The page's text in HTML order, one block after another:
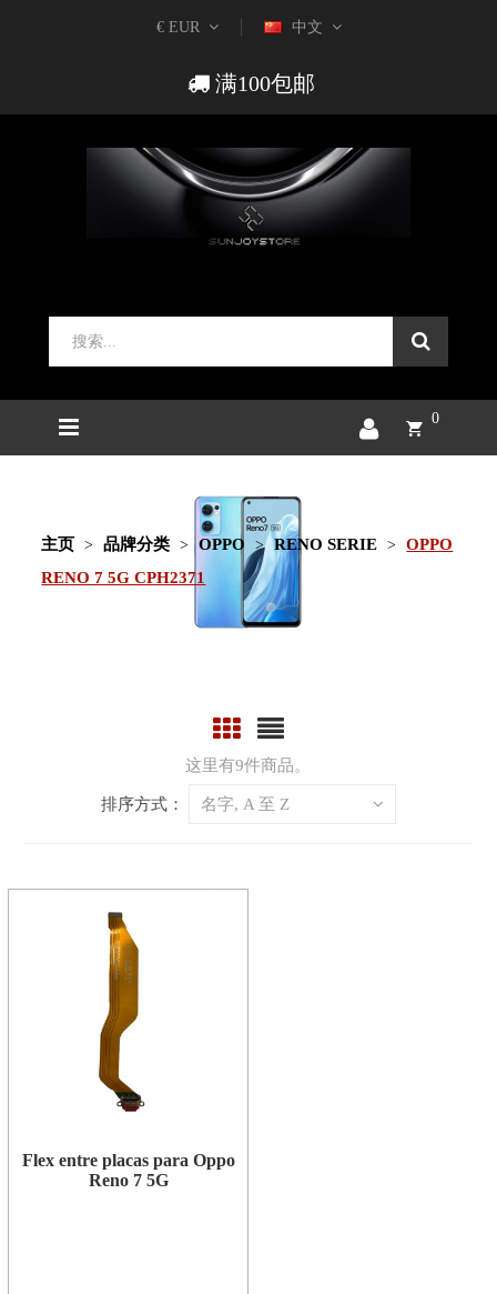
€ EUR 中文
满100包邮
0
主页 品牌分类 OPPO RENO SERIE
OPPO
RENO 7 5G CPH2371
这里有9件商品。
排序方式： 名字, A 至 Z
Flex entre placas para Oppo
Reno 7 5G